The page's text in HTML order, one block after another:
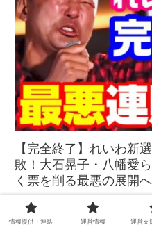
【完全終了】れいわ新
敗！大石晃子・八幡愛
く票を削る最悪の展開
情報提供・連絡 運営情報 運営支